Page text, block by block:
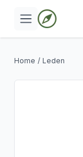
Home / Leden